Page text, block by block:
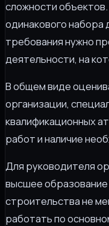
сложности
одинакового набора
требования нужно
деятельности, на
В общем виде
организации,
квалификационных
работ и наличие
Для руководителя
высшее
строительства не
работать по